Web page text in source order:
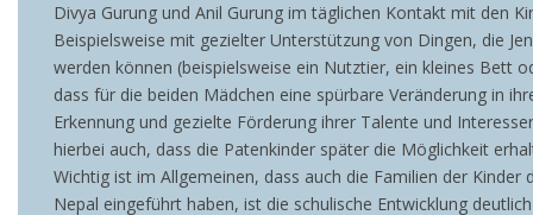
Divya Gurung und Anil Gurung im täglichen Kontakt mit den
Beispielsweise mit gezielter Unterstützung von Dingen, die
werden können (beispielsweise ein Nutztier, ein kleines Bett
dass für die beiden Mädchen eine spürbare Veränderung in
Erkennung und gezielte Förderung ihrer Talente und
hierbei auch, dass die Patenkinder später die Möglichkeit
Wichtig ist im Allgemeinen, dass auch die Familien der
Nepal eingeführt haben, ist die schulische Entwicklung